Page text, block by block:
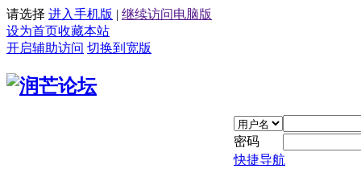
请选择 进入手机版 | 继续访问电脑版
设为首页收藏本站
开启辅助访问 切换到宽版
密码
快捷导航